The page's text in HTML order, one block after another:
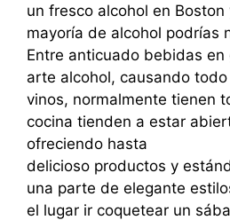
un fresco alcohol en
mayoría de alcohol podrías
Entre anticuado bebidas en
arte alcohol, causando
vinos, normalmente tienen
cocina tienden a estar
ofreciendo hasta
delicioso productos y
una parte de elegante
el lugar ir coquetear un